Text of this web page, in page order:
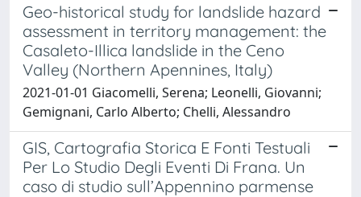
Geo-historical study for landslide hazard
assessment in territory management: the
Casaleto-Illica landslide in the Ceno
Valley (Northern Apennines, Italy)
2021-01-01 Giacomelli, Serena; Leonelli, Giovanni;
Gemignani, Carlo Alberto; Chelli, Alessandro
GIS, Cartografia Storica E Fonti Testuali
Per Lo Studio Degli Eventi Di Frana. Un
caso di studio sull’Appennino parmense